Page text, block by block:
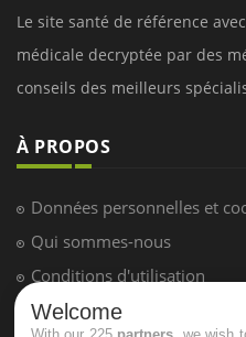
Le site santé de référence
médicale decryptée par des
conseils des meilleurs
À PROPOS
Données personnelles et
Qui sommes-nous
Conditions d'utilisation
Plan du site
Welcome
With our 225 partners , we wish